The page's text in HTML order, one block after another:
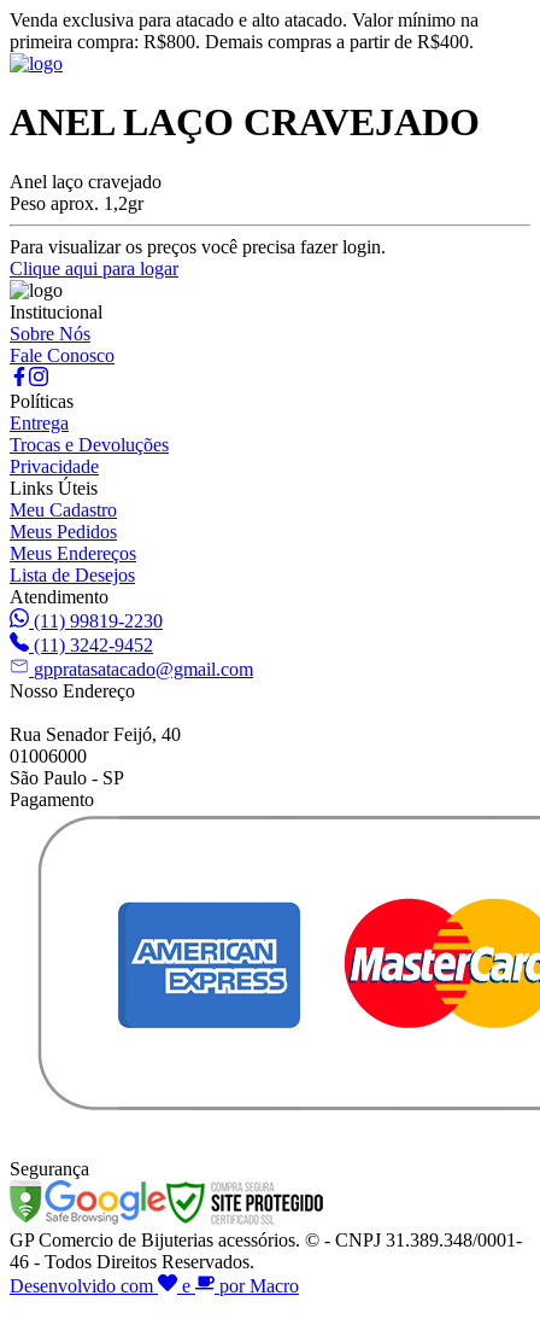
Venda exclusiva para atacado e alto atacado. Valor mínimo na
primeira compra: R$800. Demais compras a partir de R$400.
ANEL LAÇO CRAVEJADO
Anel laço cravejado
Peso aprox. 1,2gr
Para visualizar os preços você precisa fazer login.
Clique aqui para logar
Institucional
Sobre Nós
Fale Conosco
Políticas
Entrega
Trocas e Devoluções
Privacidade
Links Úteis
Meu Cadastro
Meus Pedidos
Meus Endereços
Lista de Desejos
Atendimento
(11) 99819-2230
(11) 3242-9452
gppratasatacado@gmail.com
Nosso Endereço
Rua Senador Feijó, 40
01006000
São Paulo - SP
Pagamento
Segurança
GP Comercio de Bijuterias acessórios. © - CNPJ 31.389.348/0001-
46 - Todos Direitos Reservados.
Desenvolvido com
e por Macro